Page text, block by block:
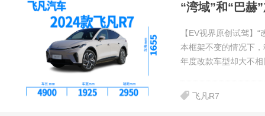
“湾域”和“巴赫
【EV视界原创试驾】
本框架不变的情况下
年度改款车型却大不
飞凡R7